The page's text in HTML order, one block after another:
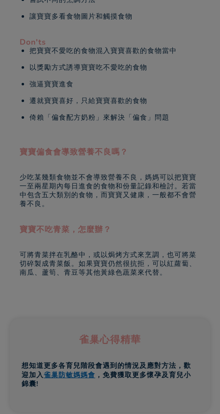
讓寶寶多看食物圖片和觸摸食物
Don'ts
把寶寶不愛吃的食物混入寶寶喜歡的食物當中
以獎勵方式誘導寶寶吃不愛吃的食物
強逼寶寶進食
遷就寶寶喜好，只給寶寶喜歡的食物
倚賴「偏食配方奶粉」來解決「偏食」問題
寶寶偏食會導致營養不良嗎？
少吃某幾類食物並不會導致營養不良，媽媽可以把寶寶
一至兩星期內每日進食的食物和份量記錄和檢討。若當
中包含五大類別的食物，而寶寶又健康，一般都不會營
養不良。
寶寶不吃青菜，怎麼辦？
可將青菜拌在乳酪中，或以焗烤方式來烹調，也可將菜
切碎製成青菜飯。如果寶寶仍然很抗拒，可以紅蘿蔔、
南瓜、蘆筍、青豆等其他黃綠色蔬菜來代替。
雀巢心得精華
想知道更多各育兒階段會遇到的情況及應對方法，歡
迎加入雀巢防敏媽媽會 ，免費獲取更多懷孕及育兒小
錦囊!